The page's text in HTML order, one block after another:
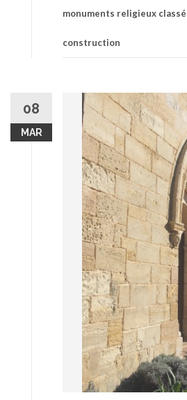
monuments religieux
construction
08
MAR